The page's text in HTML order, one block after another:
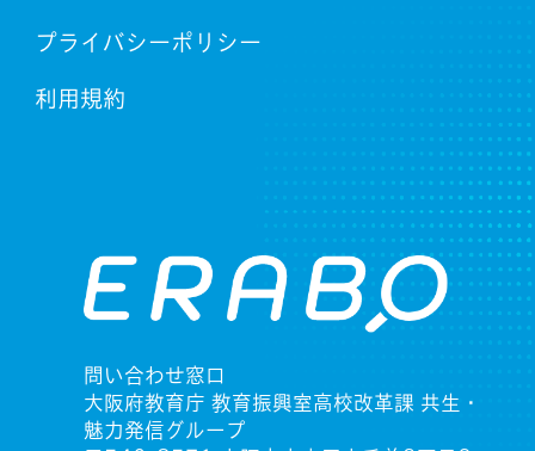
プライバシーポリシー
利用規約
問い合わせ窓口
大阪府教育庁 教育振興室高校改革課 共生・
魅力発信グループ